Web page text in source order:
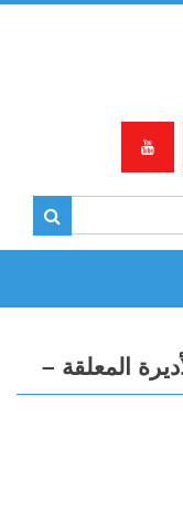
المعلقة –